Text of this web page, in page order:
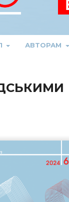
АВТОРАМ